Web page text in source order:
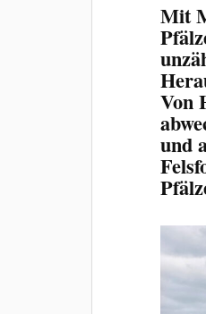
Mit
Von
und